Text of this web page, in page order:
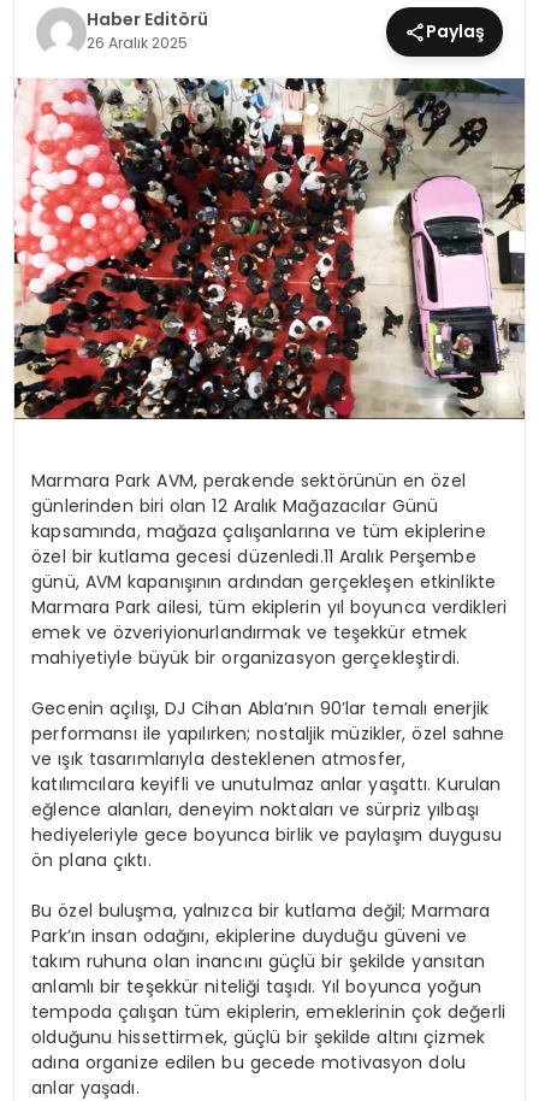
EĞITIM
MAGAZIN
SPOR
YAŞAM
Haber Editörü
26 Aralık 2025 Paylaş
Marmara Park AVM, perakende sektörünün enözel
günlerinden biri olan12 Aralık Mağazacılar Günü
kapsamında, mağaza çalışanlarına ve tüm ekiplerine
özel bir kutlama gecesi düzenledi.11 Aralık Perşembe
günü, AVM kapanışının ardından gerçekleşen etkinlikte
Marmara Park ailesi, tüm ekiplerin yıl boyunca verdikleri
emek ve özveriyionurlandırmak ve teşekkür etmek
mahiyetiyle büyük bir organizasyon gerçekleştirdi.
Gecenin açılışı, DJ Cihan Abla’nın 90’lar temalı enerjik
performansı ile yapılırken; nostaljik müzikler,özel sahne
ve ışık tasarımlarıyla desteklenen atmosfer,
katılımcılara keyifli ve unutulmaz anlar yaşattı. Kurulan
eğlence alanları, deneyim noktalarıve sürpriz yılbaşı
hediyeleriyle gece boyuncabirlik ve paylaşım duygusu
ön plana çıktı.
Buözel buluşma, yalnızca bir kutlama değil;Marmara
Park’ın insan odağını, ekiplerine duyduğu güveni ve
takım ruhuna olan inancını güçlü bir şekilde yansıtan
anlamlı bir teşekkür niteliği taşıdı. Yıl boyunca yoğun
tempodaçalışan tüm ekiplerin, emeklerinin çok değerli
olduğunu hissettirmek, güçlü bir şekilde altını çizmek
adına organize edilen bu gecede motivasyon dolu
anlar yaşadı.